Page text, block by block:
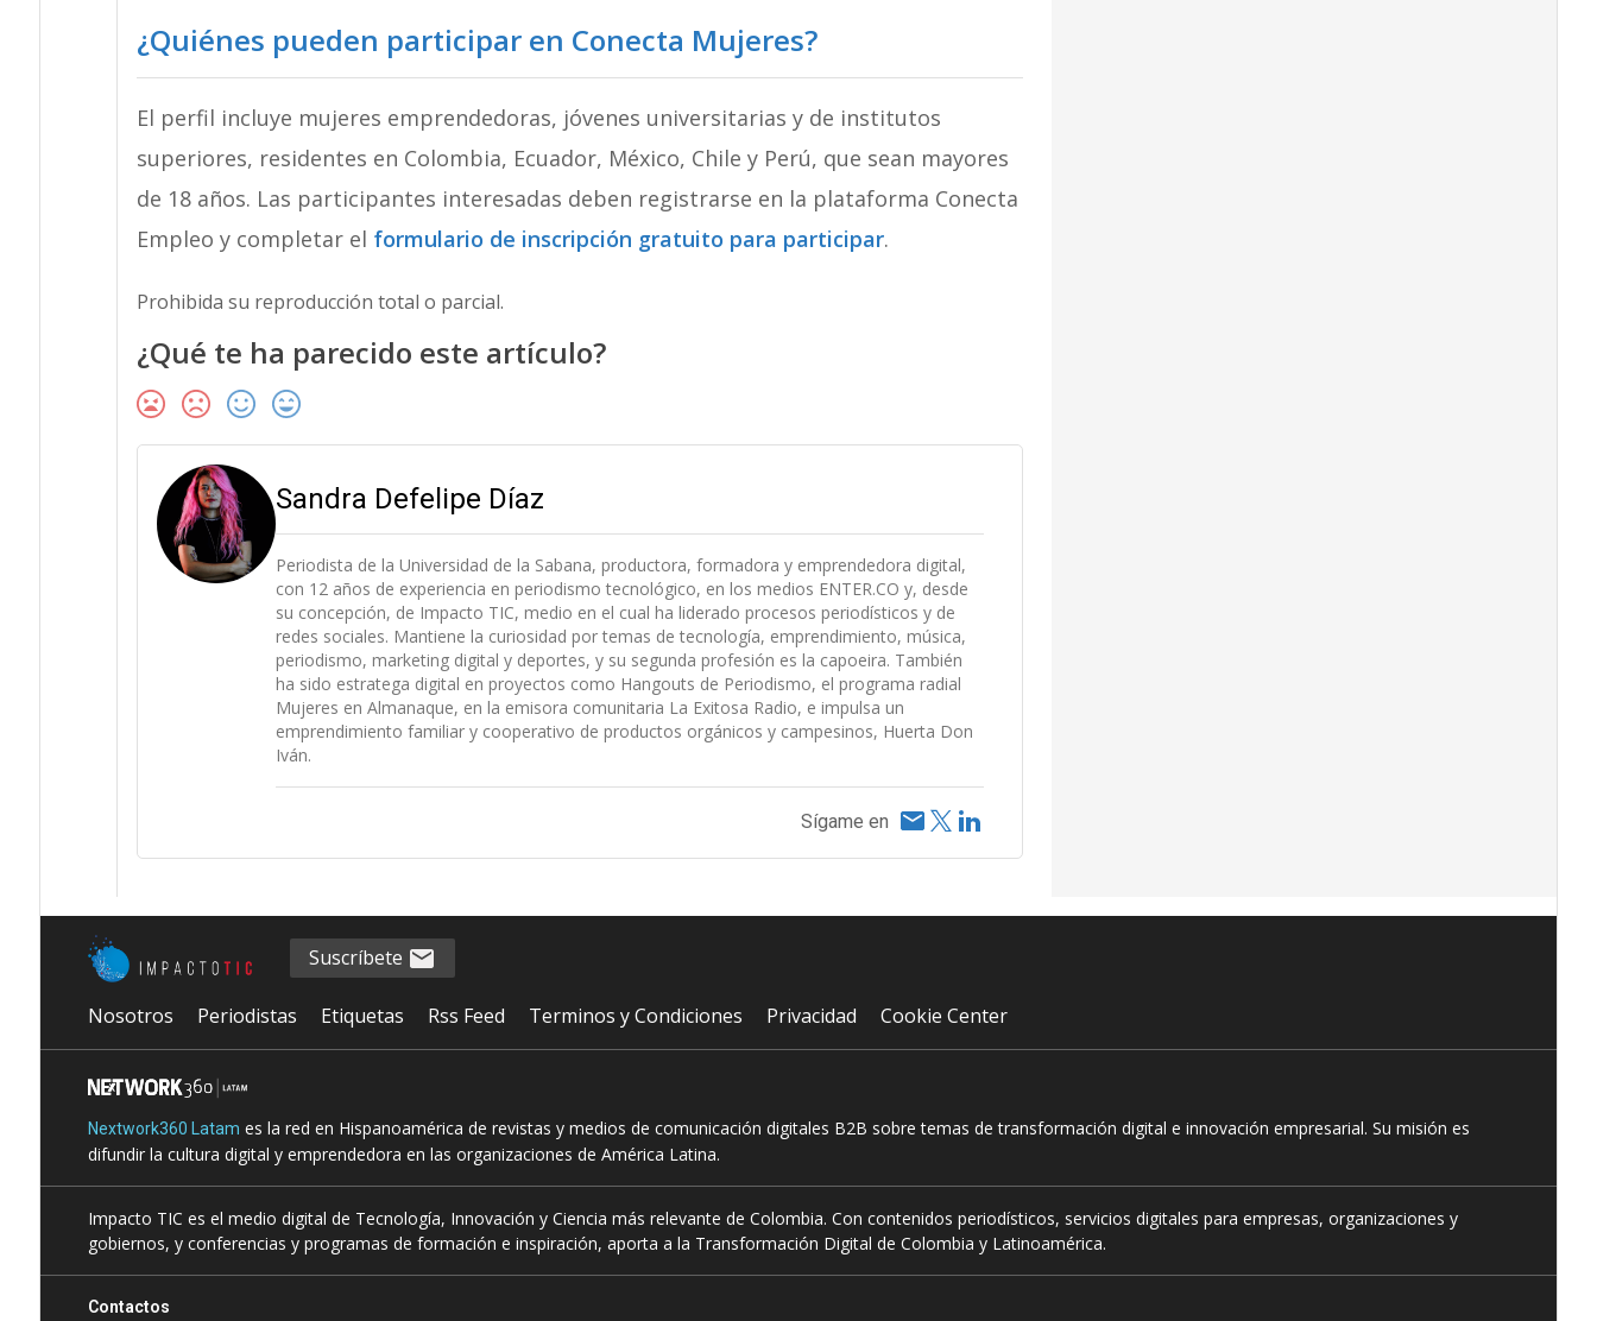
¿Quiénes pueden participar en Conecta Mujeres?
El perfil incluye mujeres emprendedoras, jóvenes universitarias y de institutos
superiores, residentes en Colombia, Ecuador, México, Chile y Perú, que sean mayores
de 18 años. Las participantes interesadas deben registrarse en la plataforma Conecta
Empleo y completar el formulario de inscripción gratuito para participar.
Prohibida su reproducción total o parcial.
¿Qué te ha parecido este artículo?
Sandra Defelipe Díaz
Periodista de la Universidad de la Sabana, productora, formadora y emprendedora digital,
con 12 años de experiencia en periodismo tecnológico, en los medios ENTER.CO y, desde
su concepción, de Impacto TIC, medio en el cual ha liderado procesos periodísticos y de
redes sociales. Mantiene la curiosidad por temas de tecnología, emprendimiento, música,
periodismo, marketing digital y deportes, y su segunda profesión es la capoeira. También
ha sido estratega digital en proyectos como Hangouts de Periodismo, el programa radial
Mujeres en Almanaque, en la emisora comunitaria La Exitosa Radio, e impulsa un
emprendimiento familiar y cooperativo de productos orgánicos y campesinos, Huerta Don
Iván.
Sígame en
Suscríbete
Nosotros Periodistas Etiquetas Rss Feed Terminos y Condiciones Privacidad Cookie Center
Nextwork360 Latam es la red en Hispanoamérica de revistas y medios de comunicación digitales B2B sobre temas de transformación digital e innovación empresarial. Su misión es
difundir la cultura digital y emprendedora en las organizaciones de América Latina.
Impacto TIC es el medio digital de Tecnología, Innovación y Ciencia más relevante de Colombia. Con contenidos periodísticos, servicios digitales para empresas, organizaciones y
gobiernos, y conferencias y programas de formación e inspiración, aporta a la Transformación Digital de Colombia y Latinoamérica.
Contactos